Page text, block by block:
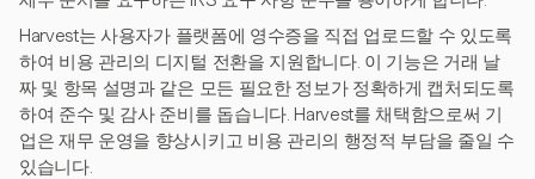
Harvest는 사용자가 플랫폼에 영수증을 직접 업로드할 수 있도록
하여 비용 관리의 디지털 전환을 지원합니다. 이 기능은 거래 날
짜 및 항목 설명과 같은 모든 필요한 정보가 정확하게 캡처되도록
하여 준수 및 감사 준비를 돕습니다. Harvest를 채택함으로써 기
업은 재무 운영을 향상시키고 비용 관리의 행정적 부담을 줄일 수
있습니다.